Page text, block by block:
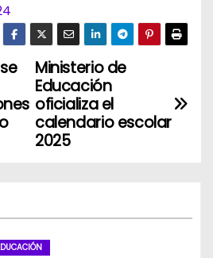
Ministerio de
Educación
oficializa el
calendario escolar
2025